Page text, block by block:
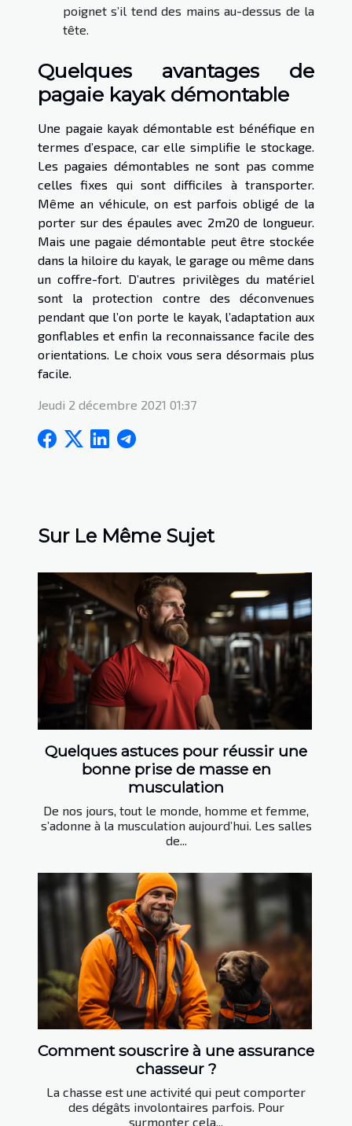
poignet s’il tend des mains au-dessus de la
tête.
Quelques avantages de
pagaie kayak démontable
Une pagaie kayak démontable est bénéfique en
termes d’espace, car elle simplifie le stockage.
Les pagaies démontables ne sont pas comme
celles fixes qui sont difficiles à transporter.
Même an véhicule, on est parfois obligé de la
porter sur des épaules avec 2m20 de longueur.
Mais une pagaie démontable peut être stockée
dans la hiloire du kayak, le garage ou même dans
un coffre-fort. D’autres privilèges du matériel
sont la protection contre des déconvenues
pendant que l’on porte le kayak, l’adaptation aux
gonflables et enfin la reconnaissance facile des
orientations. Le choix vous sera désormais plus
facile.
Jeudi 2 décembre 2021 01:37
Sur Le Même Sujet
Quelques astuces pour réussir une
bonne prise de masse en
musculation
De nos jours, tout le monde, homme et femme,
s’adonne à la musculation aujourd’hui. Les salles
de...
Comment souscrire à une assurance
chasseur ?
La chasse est une activité qui peut comporter
des dégâts involontaires parfois. Pour
surmonter cela...